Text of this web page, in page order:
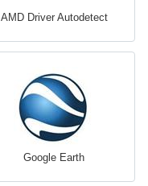
AMD Driver Autodetect
Google Earth